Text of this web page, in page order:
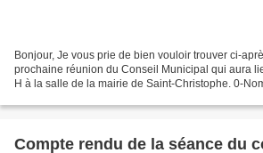
Bonjour, Je vous prie de bien vouloir trouver ci-
prochaine réunion du Conseil Municipal qui aura
H à la salle de la mairie de Saint-Christophe. 0-
Compte rendu de la séance du